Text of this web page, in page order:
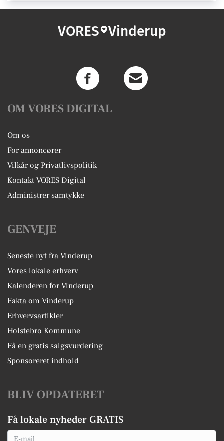
VORES Vinderup
OM VORES DIGITAL
Om os
For annoncører
Vilkår og Privatlivspolitik
Kontakt VORES Digital
Administrer samtykke
GENVEJE
Seneste nyt fra Vinderup
Vores lokale erhverv
Kalenderen for Vinderup
Fakta om Vinderup
Erhvervsartikler
Holstebro Kommune
Få en gratis salgsvurdering
Sponsoreret indhold
BLIV OPDATERET
Få lokale nyheder GRATIS
Email